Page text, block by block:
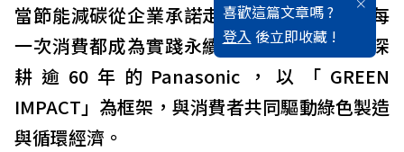
喜歡這篇文章嗎 ?
登入 後立即收藏 !
當節能減碳從企業承諾走入每個人的日常，每
一次消費都成為實踐永續的具體行動。在台深
耕逾60年的Panasonic，以「GREEN
IMPACT」為框架，與消費者共同驅動綠色製造
與循環經濟。